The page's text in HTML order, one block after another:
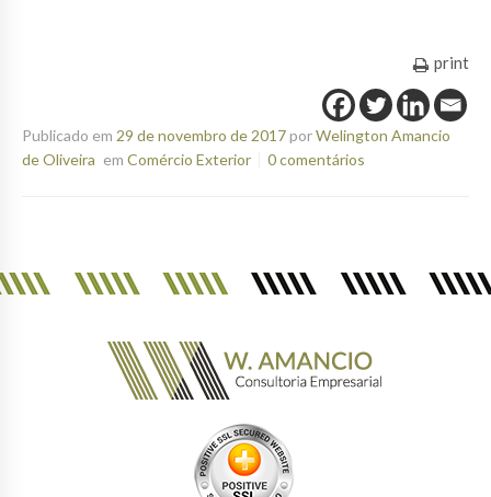
print
Publicado em 29 de novembro de 2017porWelington Amancio
de Oliveira em Comércio Exterior 0 comentários